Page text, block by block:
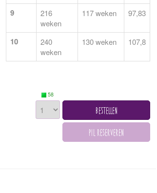
9
216
weken
117 weken 97,83
10
240
weken
130 weken 107,8
58